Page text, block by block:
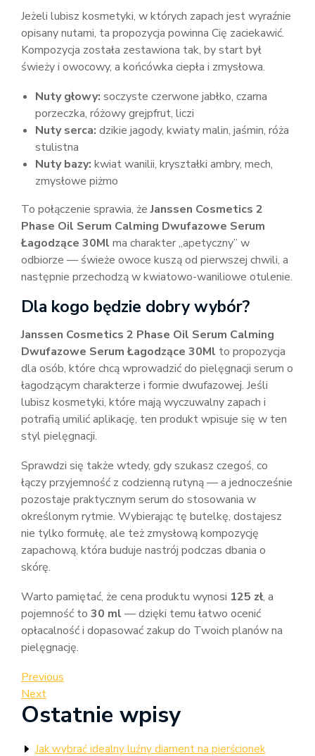
Jeżeli lubisz kosmetyki, w których zapach jest wyraźnie
opisany nutami, ta propozycja powinna Cię zaciekawić.
Kompozycja została zestawiona tak, by start był
świeży i owocowy, a końcówka ciepła i zmysłowa.
Nuty głowy: soczyste czerwone jabłko, czarna
porzeczka, różowy grejpfrut, liczi
Nuty serca: dzikie jagody, kwiaty malin, jaśmin, róża
stulistna
Nuty bazy: kwiat wanilii, kryształki ambry, mech,
zmysłowe piżmo
To połączenie sprawia, żeJanssen Cosmetics 2
Phase Oil Serum Calming Dwufazowe Serum
Łagodzące 30Ml ma charakter „apetyczny” w
odbiorze — świeże owoce kuszą od pierwszej chwili, a
następnie przechodzą w kwiatowo-waniliowe otulenie.
Dla kogo będzie dobry wybór?
Janssen Cosmetics 2 Phase Oil Serum Calming
Dwufazowe Serum Łagodzące 30Ml to propozycja
dla osób, które chcą wprowadzić do pielęgnacji serum o
łagodzącym charakterze i formie dwufazowej. Jeśli
lubisz kosmetyki, które mają wyczuwalny zapach i
potrafią umilić aplikację, ten produkt wpisuje się w ten
styl pielęgnacji.
Sprawdzi się także wtedy, gdy szukasz czegoś, co
łączy przyjemność z codzienną rutyną — a jednocześnie
pozostaje praktycznym serum do stosowania w
określonym rytmie. Wybierając tę butelkę, dostajesz
nie tylko formułę, ale też zmysłową kompozycję
zapachową, która buduje nastrój podczas dbania o
skórę.
Warto pamiętać, że cena produktu wynosi 125 zł, a
pojemność to 30 ml — dzięki temu łatwo ocenić
opłacalność i dopasować zakup do Twoich planów na
pielęgnację.
Nawigacja
wpisu
Previous
Post
Previous
Next
Post
Next
Ostatnie wpisy
Jak wybrać idealny luźny diament na pierścionek